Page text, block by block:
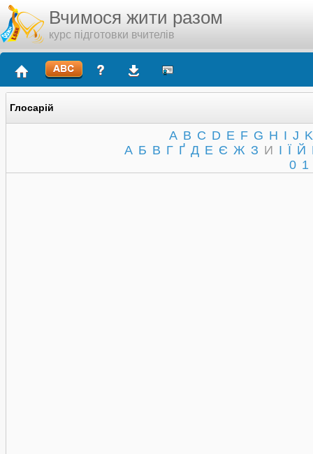
Вчимося жити разом
курс підготовки вчителів
Глосарій
A B C D E F G H I J K
А Б В Г Ґ Д Е Є Ж З И І Ї Й
0 1